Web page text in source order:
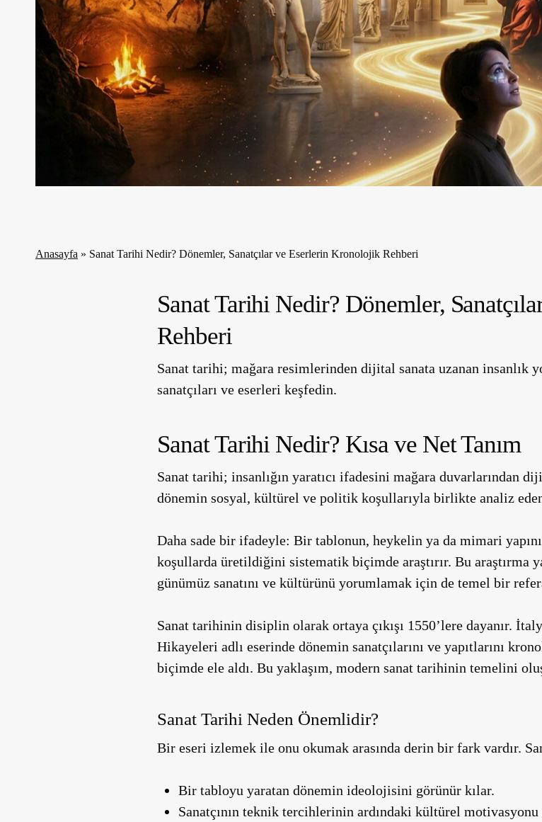
Anasayfa » Sanat Tarihi Nedir? Dönemler, Sanatçılar ve Eserlerin Kronolojik Rehberi
Sanat Tarihi Nedir? Dönemler,
Rehberi
Sanat tarihi; mağara resimlerinden dijital sanata uzanan insanlık
sanatçıları ve eserleri keşfedin.
Sanat Tarihi Nedir? Kısa ve Net Tanım
Sanat tarihi; insanlığın yaratıcı ifadesini mağara duvarlarından
dönemin sosyal, kültürel ve politik koşullarıyla birlikte analiz
Daha sade bir ifadeyle: Bir tablonun, heykelin ya da mimari
koşullarda üretildiğini sistematik biçimde araştırır. Bu araştırma
günümüz sanatını ve kültürünü yorumlamak için de temel bir
Sanat tarihinin disiplin olarak ortaya çıkışı 1550’lere dayanır.
Hikayeleri adlı eserinde dönemin sanatçılarını ve yapıtlarını
biçimde ele aldı. Bu yaklaşım, modern sanat tarihinin temelini
Sanat Tarihi Neden Önemlidir?
Bir eseri izlemek ile onu okumak arasında derin bir fark vardır.
Bir tabloyu yaratan dönemin ideolojisini görünür kılar.
Sanatçının teknik tercihlerinin ardındaki kültürel motivasyonu